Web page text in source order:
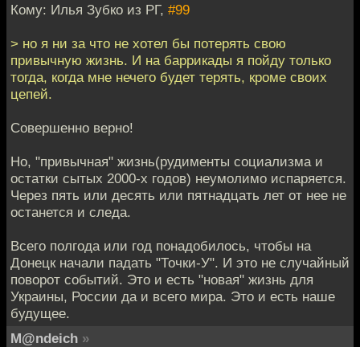
Кому: Илья Зубко из РГ, #99
> но я ни за что не хотел бы потерять свою
привычную жизнь. И на баррикады я пойду только
тогда, когда мне нечего будет терять, кроме своих
цепей.
Совершенно верно!
Но, "привычная" жизнь(рудименты социализма и
остатки сытых 2000-х годов) неумолимо испаряется.
Через пять или десять или пятнадцать лет от нее не
останется и следа.
Всего полгода или год понадобилось, чтобы на
Донецк начали падать "Точки-У". И это не случайный
поворот событий. Это и есть "новая" жизнь для
Украины, России да и всего мира. Это и есть наше
будущее.
M@ndeich »